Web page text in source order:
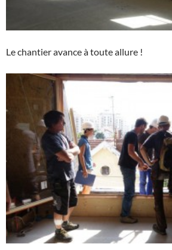
Le chantier avance à toute allure !